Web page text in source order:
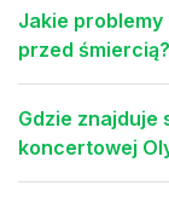
Jakie problemy
przed śmiercią?
Gdzie znajduje
koncertowej